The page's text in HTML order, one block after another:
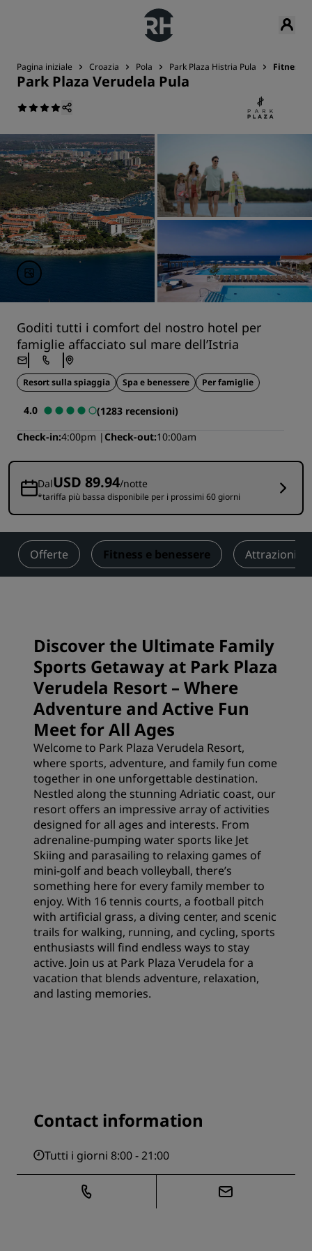
Pagina iniziale Croazia Pola Park Plaza Histria Pula Fitness
Park Plaza Verudela Pula
Goditi tutti i comfort del nostro hotel per
famiglie affacciato sul mare dell’Istria
Resort sulla spiaggia Spa e benessere Per famiglie
4.0
(1283 recensioni)
Check-in 4:00pm Check-out 10:00am
DalUSD 89.94/notte
*tariffa più bassa disponibile per i prossimi 60 giorni
Offerte Fitness e benessere Attrazioni
Discover the Ultimate Family
Sports Getaway at Park Plaza
Verudela Resort – Where
Adventure and Active Fun
Meet for All Ages
Welcome to Park Plaza Verudela Resort,
where sports, adventure, and family fun come
together in one unforgettable destination.
Nestled along the stunning Adriatic coast, our
resort offers an impressive array of activities
designed for all ages and interests. From
adrenaline-pumping water sports like Jet
Skiing and parasailing to relaxing games of
mini-golf and beach volleyball, there’s
something here for every family member to
enjoy. With 16 tennis courts, a football pitch
with artificial grass, a diving center, and scenic
trails for walking, running, and cycling, sports
enthusiasts will find endless ways to stay
active. Join us at Park Plaza Verudela for a
vacation that blends adventure, relaxation,
and lasting memories.
Contact information
Tutti i giorni 8:00 - 21:00